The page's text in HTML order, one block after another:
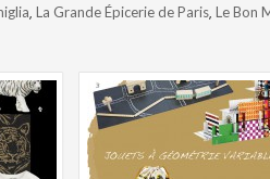
, La Grande Épicerie de Paris, Le Bon